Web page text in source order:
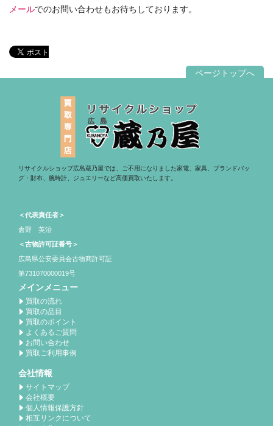
メールでのお問い合わせもお待ちしております。
ページトップへ
リサイクルショップ広島蔵乃屋では、ご不用になりました家電、家具、ブランドバッ
グ・財布、腕時計、ジュエリーなど高価買取いたします。
＜代表責任者＞
倉野 英治
＜古物許可証番号＞
広島県公安委員会古物商許可証
第731070000019号
メインメニュー
買取の流れ
買取の品目
買取のポイント
よくあるご質問
お問い合わせ
買取ご利用事例
会社情報
サイトマップ
会社概要
個人情報保護方針
相互リンクについて